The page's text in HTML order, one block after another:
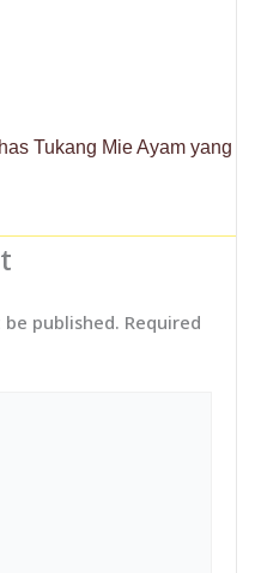
Tukang Mie Ayam yang
published. Required